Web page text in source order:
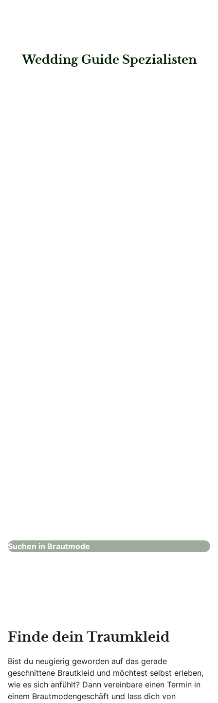
Wedding Guide Spezialisten
Suchen in Brautmode
Finde dein Traumkleid
Bist du neugierig geworden auf das gerade
geschnittene Brautkleid und möchtest selbst erleben,
wie es sich anfühlt? Dann vereinbare einen Termin in
einem Brautmodengeschäft und lass dich von